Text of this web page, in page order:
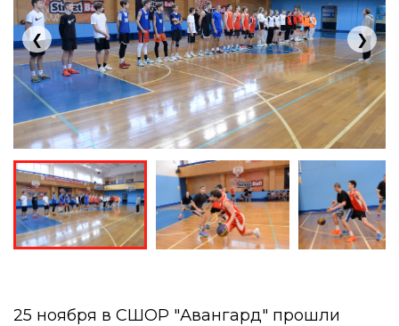
25 ноября в СШОР "Авангард" прошли
❮ ❯